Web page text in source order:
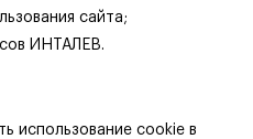
сайта;
ИНТАЛЕВ.
использование cookie в